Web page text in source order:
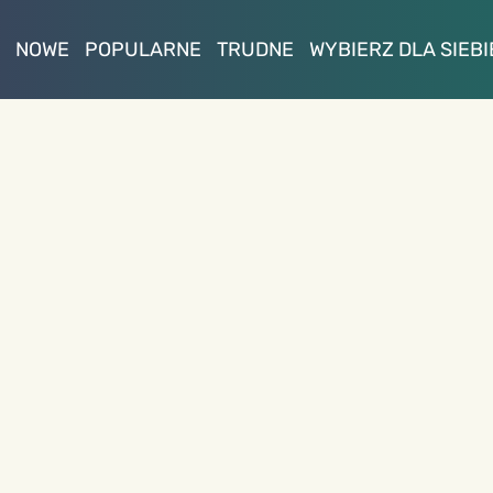
NOWE POPULARNE TRUDNE WYBIERZ DLA